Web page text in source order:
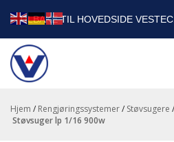
TILBAKE TIL HOVEDSIDE
HANDLEVOGN
BEDRIFTSKUNDER
Hjem / Rengjøringssystemer/ Støvsugere /
støvsuger lp 1/16 900w